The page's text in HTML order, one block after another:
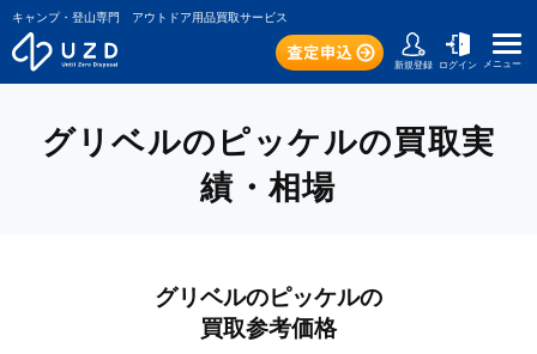
キャンプ・登山専門 アウトドア用品買取サービス
新規登録 ログイン メニュー
グリベルのピッケルの買取実
績・相場
グリベルのピッケルの
買取参考価格